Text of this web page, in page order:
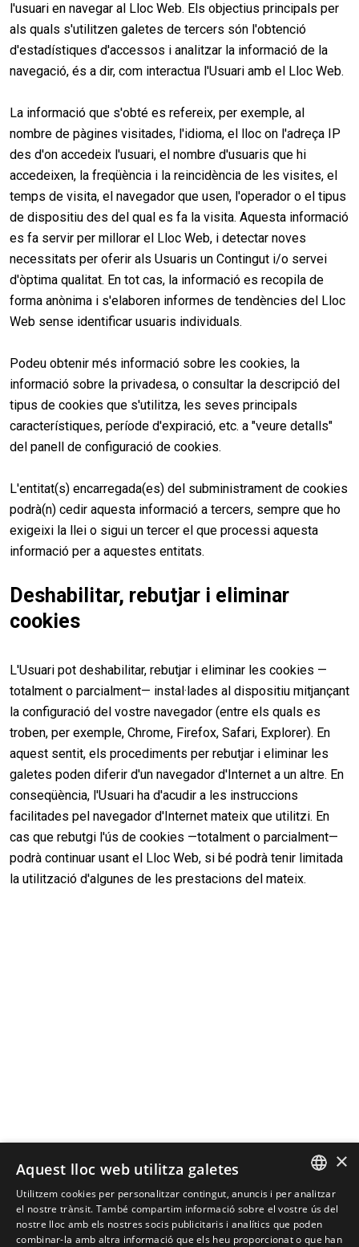
l'usuari en navegar al Lloc Web. Els objectius principals per
als quals s'utilitzen galetes de tercers són l'obtenció
d'estadístiques d'accessos i analitzar la informació de la
navegació, és a dir, com interactua l'Usuari amb el Lloc Web.
La informació que s'obté es refereix, per exemple, al
nombre de pàgines visitades, l'idioma, el lloc on l'adreça IP
des d'on accedeix l'usuari, el nombre d'usuaris que hi
accedeixen, la freqüència i la reincidència de les visites, el
temps de visita, el navegador que usen, l'operador o el tipus
de dispositiu des del qual es fa la visita. Aquesta informació
es fa servir per millorar el Lloc Web, i detectar noves
necessitats per oferir als Usuaris un Contingut i/o servei
d'òptima qualitat. En tot cas, la informació es recopila de
forma anònima i s'elaboren informes de tendències del Lloc
Web sense identificar usuaris individuals.
Podeu obtenir més informació sobre les cookies, la
informació sobre la privadesa, o consultar la descripció del
tipus de cookies que s'utilitza, les seves principals
característiques, període d'expiració, etc. a "veure detalls"
del panell de configuració de cookies.
L'entitat(s) encarregada(es) del subministrament de cookies
podrà(n) cedir aquesta informació a tercers, sempre que ho
exigeixi la llei o sigui un tercer el que processi aquesta
informació per a aquestes entitats.
Deshabilitar, rebutjar i eliminar
cookies
L'Usuari pot deshabilitar, rebutjar i eliminar les cookies —
totalment o parcialment— instal·lades al dispositiu mitjançant
la configuració del vostre navegador (entre els quals es
troben, per exemple, Chrome, Firefox, Safari, Explorer). En
aquest sentit, els procediments per rebutjar i eliminar les
galetes poden diferir d'un navegador d'Internet a un altre. En
conseqüència, l'Usuari ha d'acudir a les instruccions
facilitades pel navegador d'Internet mateix que utilitzi. En
cas que rebutgi l'ús de cookies —totalment o parcialment—
podrà continuar usant el Lloc Web, si bé podrà tenir limitada
la utilització d'algunes de les prestacions del mateix.
SPANISH
CATALAN
×
Aquest lloc web utilitza galetes
Utilitzem cookies per personalitzar contingut, anuncis i per analitzar
el nostre trànsit. També compartim informació sobre el vostre ús del
nostre lloc amb els nostres socis publicitaris i analítics que poden
combinar-la amb altra informació que els heu proporcionat o que han